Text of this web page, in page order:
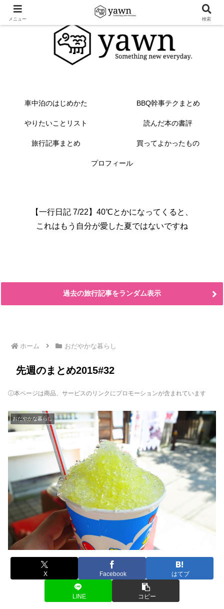
車中泊のはじめかた BBQ幹事テクまとめ
やりたいことリスト 読んだ本の書評
旅行記事まとめ 買ってよかったもの
プロフィール
【一行日記 7/22】40℃とかになってくると、
これはもう自分が愛した夏ではないですね
過去の旅行記事をランダム表示
ホーム おだやかな暮らし
先週のまとめ2015#32
ⓘ本ページは商品、サービスのリンクにプロモーションが含まれています
おだやかな暮らし
X Facebook はてブ
LINE コピー
メニュー 検索